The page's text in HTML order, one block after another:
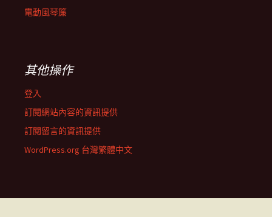
電動風琴簾
其他操作
登入
訂閱網站內容的資訊提供
訂閱留言的資訊提供
WordPress.org 台灣繁體中文